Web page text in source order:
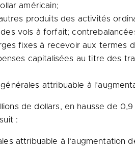
américain;
produits des activités
vols à forfait;
fixes à recevoir aux termes
capitalisées au titre des
attribuable à
de dollars, en hausse de
:
attribuable à l’augmentation